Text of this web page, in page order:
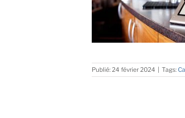
Publié: 24 février 2024 Tags: